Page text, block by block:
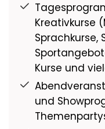
Kreativkurse
Sprachkurse,
Kurse und
und